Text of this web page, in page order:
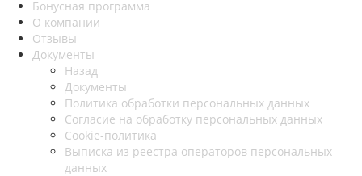
Бонусная программа
О компании
Отзывы
Документы
Назад
Документы
Политика обработки персональных данных
Согласие на обработку персональных данных
Cookie-политика
Выписка из реестра операторов персональных
данных